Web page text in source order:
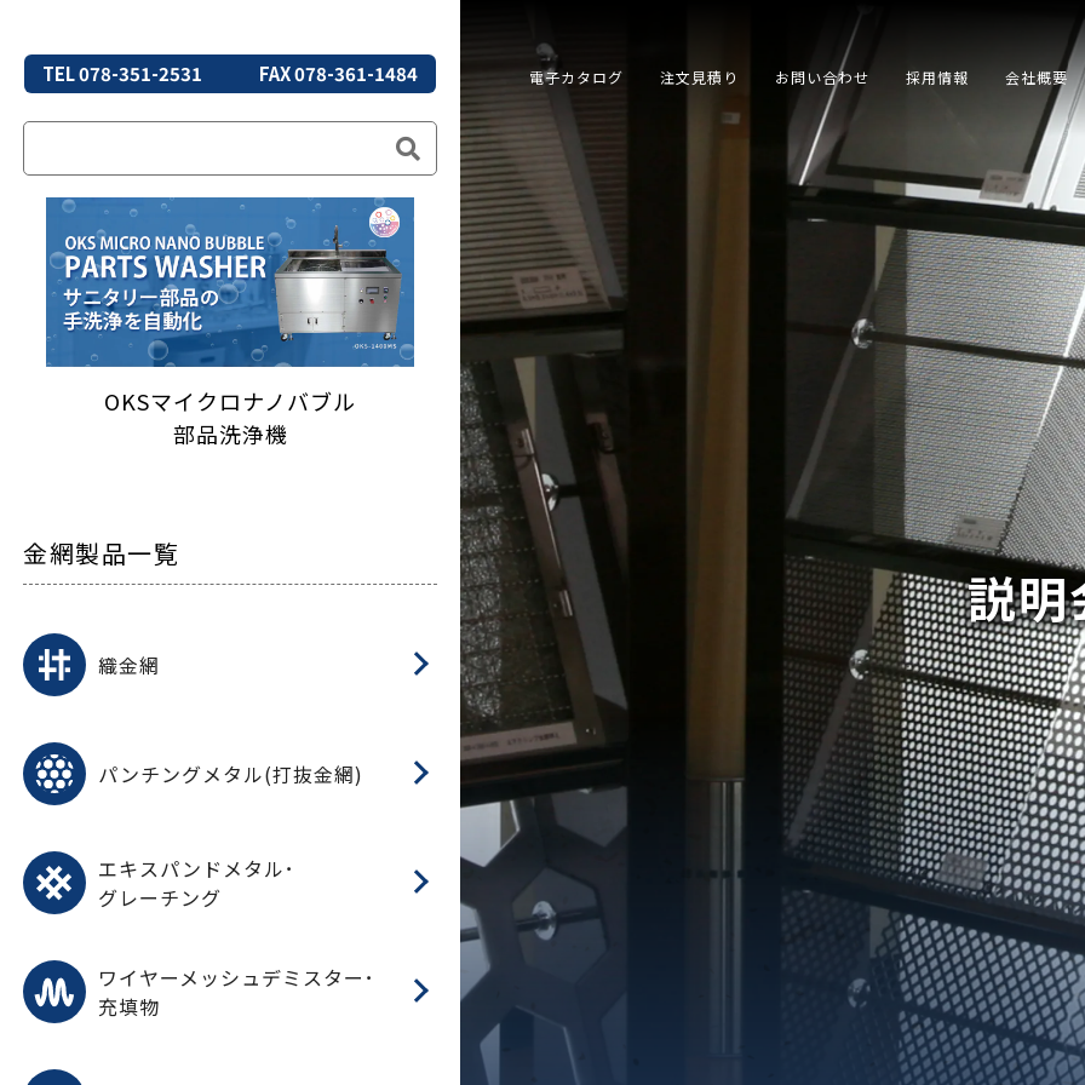
TEL 078-351-2531 FAX 078-361-1484
OKSマイクロナノバブル
部品洗浄機
金網製品一覧
織金網
平織金網
平織金網網目一覧表
綾織金網
綾織金網網目一覧表
特殊線材メッシュ網目一覧
マグネステン
マグネステン 金網網目一覧表
平畳織金網
綾畳織金網
クリンプ織金網
ロッククリンプ織金網
フラットトップ織金網
(滑面式金網)
トンキャップ織金網
(長目金網)
タイロッド織金網
振動篩用金網について
JIS試験用ふるい
ワイヤーネットコンベヤー
菱形金網
亀甲金網
装飾用織金網
ワイヤーゲージ（線番）
織金網加工品
パンチングメタル(打抜金網)
金型パターン
在庫リスト
造粒機及び粉砕機用
遠心分離機用
スーパーパンチング™
SUPER PUNCHING™
スーパーパンチング™
標準金型リスト
スーパーパンチング™
在庫リスト
ODSサニタリーストレーナー™
二相ステンレス鋼パンチング
メタル™
耐摩耗鋼板HARDOX®
エンボス・ディンプル加工
樹脂パンチング™
（プラスチックパンチング）
セレクト カラー・サイズ
樹脂パンチング™（PVC）
オーダーシート
CFRTP
（炭素繊維強化熱可塑性樹
脂）
パンチング™
大開孔率パンチング™
（X-OPEN AREA
PUNCHING）
C.G.P/コンピューター
グラフィックパンチング
開孔率自動計算(%)
重量自動計算(kg)
パンチングメタル加工品
エキスパンドメタル･
グレーチング
エキスパンドメタル
CFRTP EXメッシュ『CF
TON』
グレーチング
ワイヤーメッシュデミスター･
充填物
溶接金網
ファインメッシュ
ファインメッシュ加工品
説明
電子カタログ 注文見積り お問い合わせ 採用情報 会社概要